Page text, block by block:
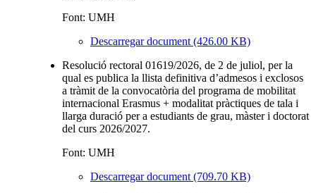
Font: UMH
Descarregar document (426.00 KB)
Resolució rectoral 01619/2026, de 2 de juliol, per la
qual es publica la llista definitiva d’admesos i exclosos
a tràmit de la convocatòria del programa de mobilitat
internacional Erasmus + modalitat pràctiques de tala i
llarga duració per a estudiants de grau, màster i doctorat
del curs 2026/2027.
Font: UMH
Descarregar document (709.70 KB)